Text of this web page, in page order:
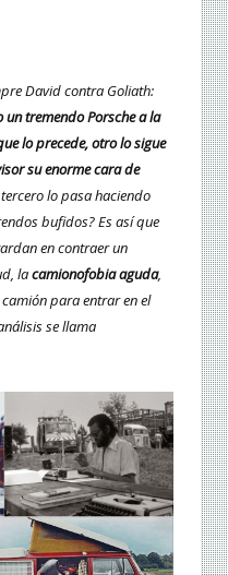
David contra Goliath:
un tremendo Porsche a la
lo precede, otro lo sigue
su enorme cara de
lo pasa haciendo
bufidos? Es así que
en contraer un
lacamionofobia aguda,
para entrar en el
se llama